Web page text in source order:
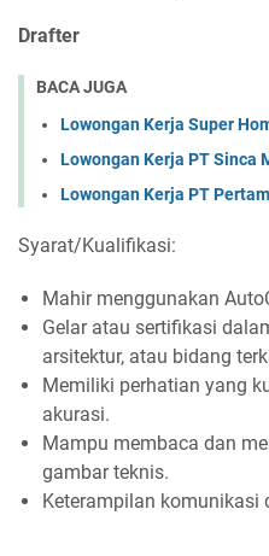
Drafter
BACA JUGA
Lowongan Kerja Super
Lowongan Kerja PT Sinca
Lowongan Kerja PT
Syarat/Kualifikasi:
Mahir menggunakan
Gelar atau sertifikasi
arsitektur, atau bidang
Memiliki perhatian yang
akurasi.
Mampu membaca dan
gambar teknis.
Keterampilan komunikasi